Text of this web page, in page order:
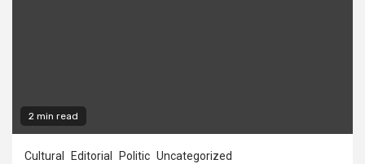
2 min read
Cultural Editorial Politic Uncategorized